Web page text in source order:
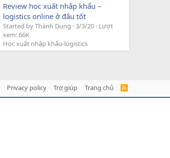
Review học xuất nhập khẩu –
logistics online ở đâu tốt
Started by Thành Dung 3/3/20 Lượt
xem: 66K
Học xuất nhập khẩu-logistics
Privacy policy Trợ giúp Trang chủ
R